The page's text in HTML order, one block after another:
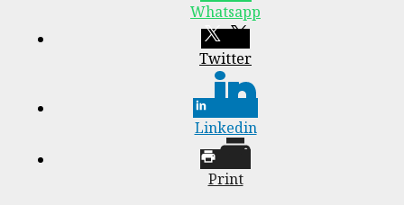
Whatsapp
Twitter
Linkedin
Print